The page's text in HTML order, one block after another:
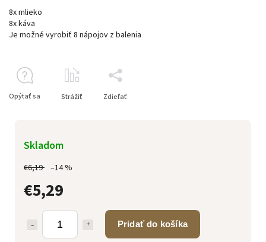
€6,19 –14 %
€5,29
Pridať do košíka
Skladom
8x mlieko
8x káva
Je možné vyrobiť 8 nápojov z balenia
Opýtať sa Strážiť Zdieľať